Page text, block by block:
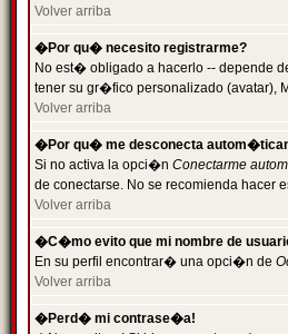
Volver arriba
�Por qu� necesito registrarme?
No est� obligado a hacerlo -- depende
tener su gr�fico personalizado (avatar),
Volver arriba
�Por qu� me desconecta
Si no activa la opci�n Conectarme
de conectarse. No se recomienda hacer
Volver arriba
�C�mo evito que mi nombre de
En su perfil encontrar� una opci�n de
Volver arriba
�Perd� mi contrase�a!